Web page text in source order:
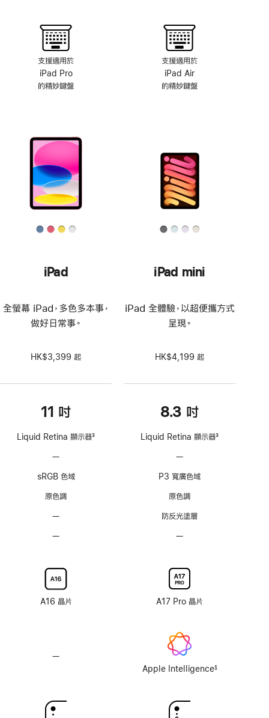
支援適用於
iPad Pro
的精‍妙‍鍵‍盤
支援適用於
iPad Air
的精妙鍵盤
iPad
全螢幕 iPad，多色多本事，
做好日常事。
HK$3,399 起
11 吋
Liquid Retina 顯示器3
—
援
ProMotion
sRGB 色域
原色調
—
光
塗
層
—
米
紋
理
A16 晶片
—
iPad mini
iPad 全體驗，以超便攜方式
呈現。
HK$4,199 起
8.3 吋
Liquid Retina 顯示器3
—
援
ProMotion
術
P3 寬廣色域
原色調
防反光塗層
—
米
紋
理
器
玻
A17 Pro 晶片
Apple Intelligence§